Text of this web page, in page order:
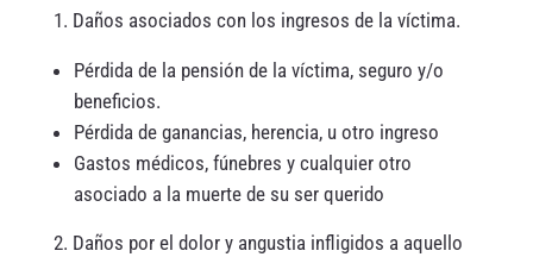
1. Daños asociados con los ingresos de la víctima.
Pérdida de la pensión de la víctima, seguro y/o
beneficios.
Pérdida de ganancias, herencia, u otro ingreso
Gastos médicos, fúnebres y cualquier otro
asociado a la muerte de su ser querido
2. Daños por el dolor y angustia infligidos a aquello